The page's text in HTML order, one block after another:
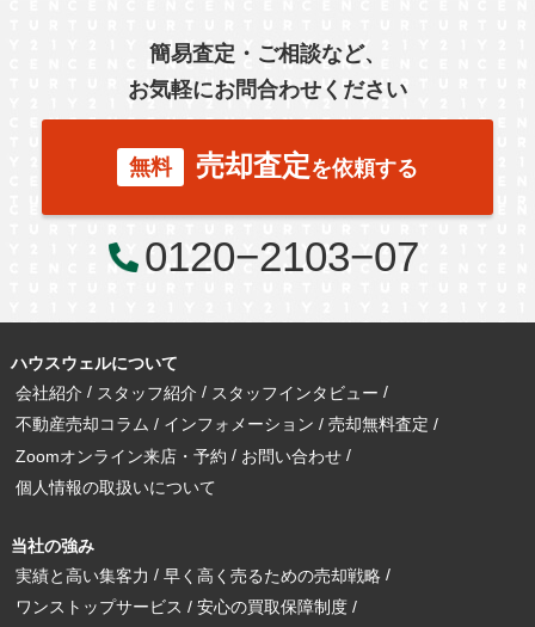
古河市 つくば市 牛久市
簡易査定・ご相談など、
お気軽にお問合わせください
無料 売却査定を依頼する
0120−2103−07
ハウスウェルについて
会社紹介
スタッフ紹介
スタッフインタビュー
不動産売却コラム
インフォメーション
売却無料査定
Zoomオンライン来店・予約
お問い合わせ
個人情報の取扱いについて
当社の強み
実績と高い集客力
早く高く売るための売却戦略
ワンストップサービス
安心の買取保障制度